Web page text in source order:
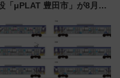
「μPLAT 豊田市」が8月26
玄関口へ